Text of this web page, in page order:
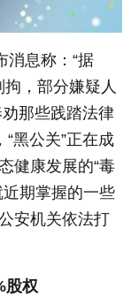
消息称：“据
拘，部分嫌疑人
那些践踏法律
黑公关”正在成
健康发展的“毒
期掌握的一些
安机关依法打
股权